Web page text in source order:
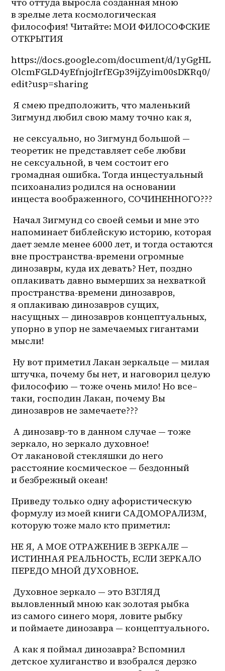
в зрелые лета космологическая
философия! Читайте: МОИ ФИЛОСОФСКИЕ
ОТКРЫТИЯ
https://docs.google.com/document/d/1yGgHL
OlcmFGLD4yEfnjojIrfEGp39ijZyim00sDKRq0/
edit?usp=sharing
Я смею предположить, что маленький
Зигмунд любил свою маму точно как я,
не сексуально, но Зигмунд большой —
теоретик не представляет себе любви
не сексуальной, в чем состоит его
громадная ошибка. Тогда инцестуальный
психоанализ родился на основании
Начал Зигмунд со своей семьи и мне это
напоминает библейскую историю, которая
дает земле менее 6000 лет, и тогда остаются
вне пространства-времени огромные
динозавры, куда их девать? Нет, поздно
оплакивать давно вымерших за нехваткой
пространства-времени динозавров,
я оплакиваю динозавров сущих,
насущных — динозавров концептуальных,
упорно в упор не замечаемых гигантами
мысли!
Ну вот приметил Лакан зеркальце — милая
штучка, почему бы нет, и наговорил целую
философию — тоже очень мило! Но все–
таки, господин Лакан, почему Вы
динозавров не замечаете???
А динозавр-то в данном случае — тоже
зеркало, но зеркало духовное!
От лакановой стекляшки до него
расстояние космическое — бездонный
и безбрежный океан!
Приведу только одну афористическую
формулу из моей книги САДОМОРАЛИЗМ,
которую тоже мало кто приметил:
НЕ Я, А МОЕ ОТРАЖЕНИЕ В ЗЕРКАЛЕ —
ИСТИННАЯ РЕАЛЬНОСТЬ, ЕСЛИ ЗЕРКАЛО
ПЕРЕДО МНОЙ ДУХОВНОЕ.
выловленный мною как золотая рыбка
из самого синего моря, ловите рыбку
и поймаете динозавра — концептуального.
детское хулиганство и взобрался дерзко